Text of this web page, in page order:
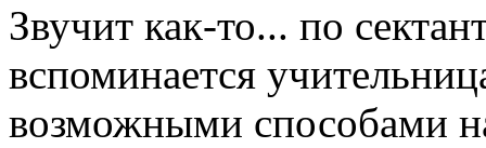
Звучит как-то... по
вспоминается
возможными способами